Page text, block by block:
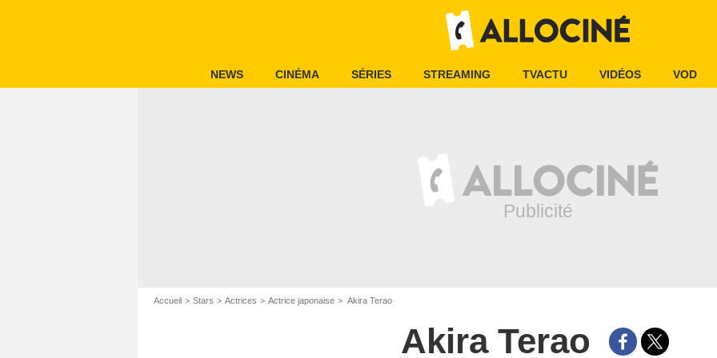
NEWS CINÉMA SÉRIES STREAMING TVACTU VIDÉOS VOD
Accueil Stars Actrices Actrice japonaise Akira Terao
Akira Terao